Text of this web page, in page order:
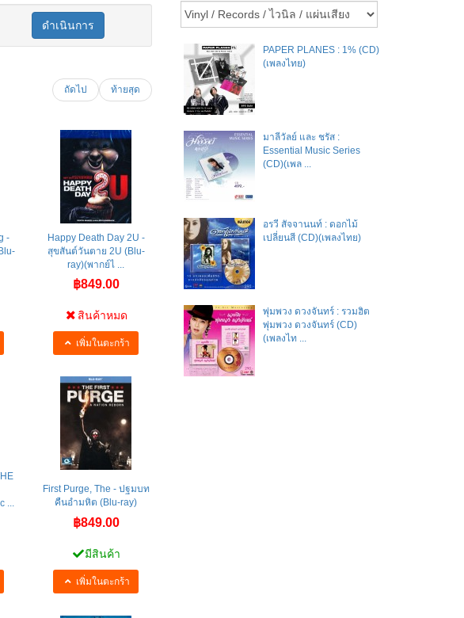
ดำเนินการ
ถัดไป ท้ายสุด
-
Happy Death Day 2U -
สุขสันต์วันตาย 2U (Blu-
ray)(พากย์ไ ...
฿849.00
สินค้าหมด
เพิ่มในตะกร้า
...
First Purge, The - ปฐมบท
คืนอำมหิต (Blu-ray)
฿849.00
มีสินค้า
เพิ่มในตะกร้า
PAPER PLANES : 1% (CD)
(เพลงไทย)
มาลีวัลย์​ และ​ ชรัส​ :
Essential Music Series
(CD)(เพล ...
อรวี สัจจานนท์ : ดอกไม้
เปลี่ยนสี (CD)(เพลงไทย)
พุ่มพวง ดวงจันทร์ : รวมฮิต
พุ่มพวง ดวงจันทร์ (CD)
(เพลงไท ...